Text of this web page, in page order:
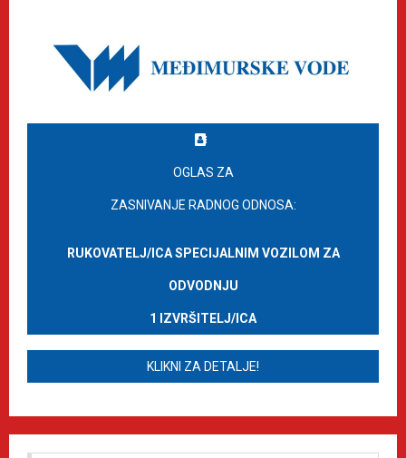
OGLAS ZA
ZASNIVANJE RADNOG ODNOSA:
RUKOVATELJ/ICA SPECIJALNIM VOZILOM ZA
ODVODNJU
1 IZVRŠITELJ/ICA
KLIKNI ZA DETALJE!